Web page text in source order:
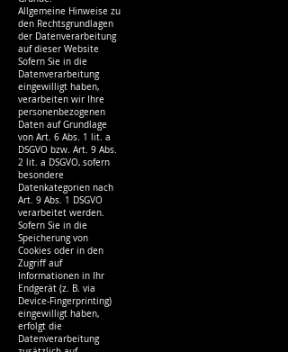
Allgemeine Hinweise zu
den Rechtsgrundlagen
der Datenverarbeitung
auf dieser Website
Sofern Sie in die
Datenverarbeitung
eingewilligt haben,
verarbeiten wir Ihre
personenbezogenen
Daten auf Grundlage
von Art. 6 Abs. 1 lit. a
DSGVO bzw. Art. 9 Abs.
2 lit. a DSGVO, sofern
besondere
Datenkategorien nach
Art. 9 Abs. 1 DSGVO
verarbeitet werden.
Sofern Sie in die
Speicherung von
Cookies oder in den
Zugriff auf
Informationen in Ihr
Endgerät (z. B. via
Device-Fingerprinting)
eingewilligt haben,
erfolgt die
Datenverarbeitung